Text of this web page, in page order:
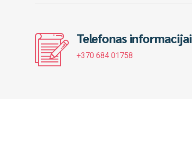
Telefonas informacijai
+370 684 01758